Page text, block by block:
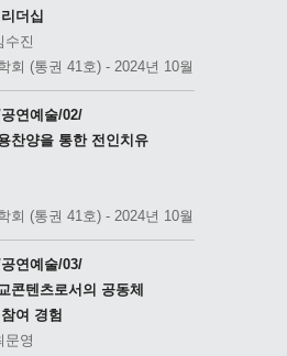
더십
수진
회 (통권 41호) - 2024년 10월
연예술/02/
찬양을 통한 전인치유
회 (통권 41호) - 2024년 10월
연예술/03/
콘텐츠로서의 공동체
여 경험
문영